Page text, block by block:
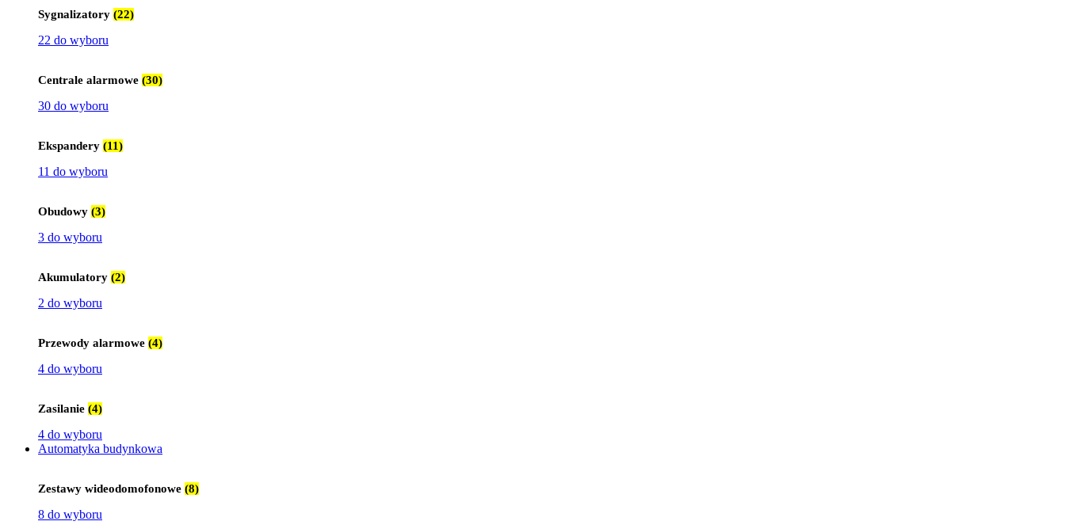
Sygnalizatory (22)
22 do wyboru
Centrale alarmowe (30)
30 do wyboru
Ekspandery (11)
11 do wyboru
Obudowy (3)
3 do wyboru
Akumulatory (2)
2 do wyboru
Przewody alarmowe (4)
4 do wyboru
Zasilanie (4)
4 do wyboru
Automatyka budynkowa
Zestawy wideodomofonowe (8)
8 do wyboru